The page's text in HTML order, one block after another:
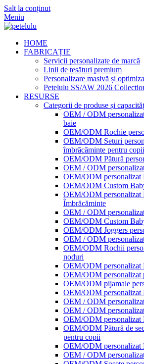
Salt la conținut
Meniu
HOME
FABRICAȚIE
Servicii personalizate de marcă
Linii de țesături premium
Personalizare masivă și
Petelulu SS/AW 2026
RESURSE
Categorii de produse și
OEM / ODM
baie
OEM/ODM Rochie
OEM/ODM Seturi
îmbrăcăminte pentru copii
OEM/ODM Pătură
OEM / ODM
OEM/ODM personalizat
OEM/ODM Custom
OEM/ODM
Îmbrăcăminte
OEM / ODM
OEM/ODM Custom
OEM/ODM Joggers
OEM / ODM
OEM/ODM Rochii
noduri
OEM/ODM personalizat
OEM/ODM personalizat
OEM/ODM pijamale
OEM/ODM personalizat
OEM / ODM
OEM / ODM
OEM/ODM personalizat
OEM/ODM Pătură de
pentru copii
OEM/ODM personalizat
OEM / ODM